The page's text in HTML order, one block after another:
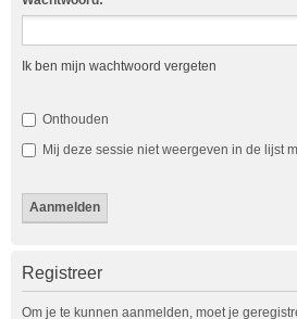
Ik ben mijn wachtwoord vergeten
Onthouden
Mij deze sessie niet weergeven in de lijst
Registreer
Om je te kunnen aanmelden, moet je